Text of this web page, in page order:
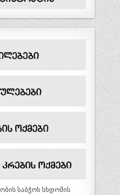
საბჭოს სხდომის